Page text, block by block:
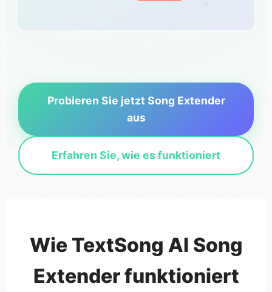
♫
Probieren Sie jetzt Song Extender
aus
Erfahren Sie, wie es funktioniert
Wie TextSong AI Song
Extender funktioniert